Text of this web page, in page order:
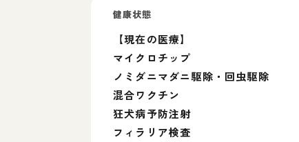
健康状態
【現在の医療】
マイクロチップ
ノミダニマダニ駆除・回虫駆除
混合ワクチン
狂犬病予防注射
フィラリア検査